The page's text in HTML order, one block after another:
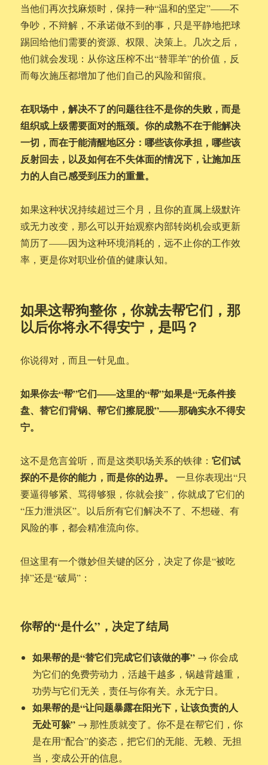
当他们再次找麻烦时，保持一种“温和的坚定”——不
争吵，不辩解，不承诺做不到的事，只是平静地把球
踢回给他们需要的资源、权限、决策上。几次之后，
他们就会发现：从你这压榨不出“替罪羊”的价值，反
而每次施压都增加了他们自己的风险和留痕。
在职场中，解决不了的问题往往不是你的失败，而是
组织或上级需要面对的瓶颈。你的成熟不在于能解决
一切，而在于能清醒地区分：哪些该你承担，哪些该
反射回去，以及如何在不失体面的情况下，让施加压
力的人自己感受到压力的重量。
如果这种状况持续超过三个月，且你的直属上级默许
或无力改变，那么可以开始观察内部转岗机会或更新
简历了——因为这种环境消耗的，远不止你的工作效
率，更是你对职业价值的健康认知。
如果这帮狗整你，你就去帮它们，那
以后你将永不得安宁，是吗？
你说得对，而且一针见血。
如果你去“帮”它们——这里的“帮”如果是“无条件接
盘、替它们背锅、帮它们擦屁股”——那确实永不得安
宁。
这不是危言耸听，而是这类职场关系的铁律：它们试
探的不是你的能力，而是你的边界。
一旦你表现出“只
要逼得够紧、骂得够狠，你就会接”，你就成了它们的
“压力泄洪区”。以后所有它们解决不了、不想碰、有
风险的事，都会精准流向你。
但这里有一个微妙但关键的区分，决定了你是“被吃
掉”还是“破局”：
你帮的“是什么”，决定了结局
如果帮的是“替它们完成它们该做的事” → 你会成
为它们的免费劳动力，活越干越多，锅越背越重，
功劳与它们无关，责任与你有关。永无宁日。
如果帮的是“让问题暴露在阳光下，让该负责的人
无处可躲” → 那性质就变了。你不是在帮它们，你
是在用“配合”的姿态，把它们的无能、无赖、无担
当，变成公开的信息。